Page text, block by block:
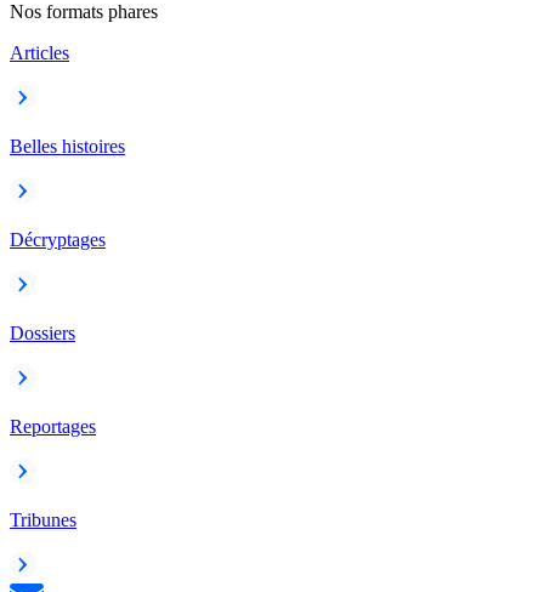
Nos formats phares
Articles
Belles histoires
Décryptages
Dossiers
Reportages
Tribunes